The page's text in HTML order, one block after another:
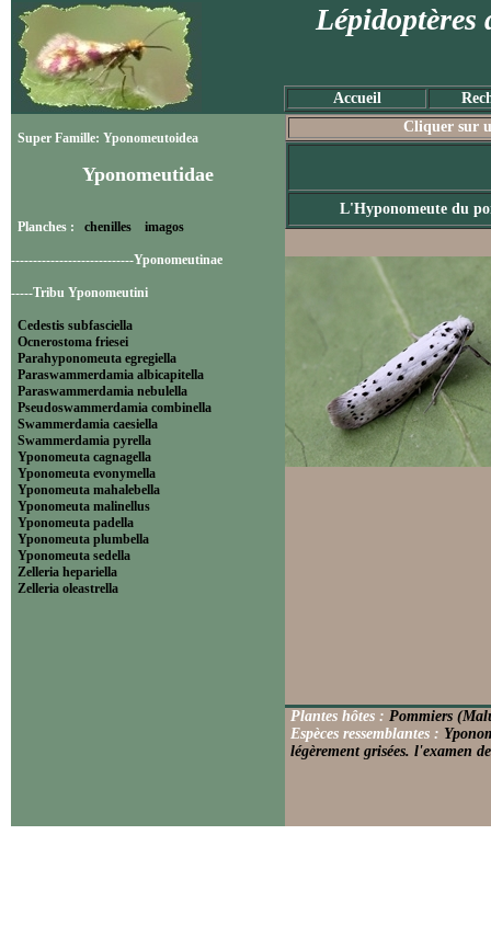
Lépidoptères
Accueil
Super Famille: Yponomeutoidea
Yponomeutidae
Planches : chenilles imagos
----------------------------Yponomeutinae
-----Tribu Yponomeutini
Cedestis subfasciella
Ocnerostoma friesei
Parahyponomeuta egregiella
Paraswammerdamia albicapitella
Paraswammerdamia nebulella
Pseudoswammerdamia combinella
Swammerdamia caesiella
Swammerdamia pyrella
Yponomeuta cagnagella
Yponomeuta evonymella
Yponomeuta mahalebella
Yponomeuta malinellus
Yponomeuta padella
Yponomeuta plumbella
Yponomeuta sedella
Zelleria hepariella
Zelleria oleastrella
Cliquer sur
L'Hyponomeute du
Plantes hôtes : Pommiers
Espèces ressemblantes :
légèrement grisées. l'examen